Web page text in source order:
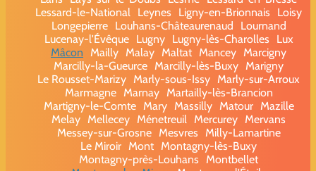
Lessard-le-National
Leynes Ligny-en-Brionnais
Loisy
Longepierre
Louhans-Châteaurenaud
Lournand
Lucenay-l'Évêque
Lugny Lugny-lès-Charolles
Lux
Mâcon
Mailly Malay Maltat Mancey Marcigny
Marcilly-la-Gueurce Marcilly-lès-Buxy Marigny
Le Rousset-Marizy Marly-sous-Issy Marly-sur-Arroux
Marmagne
Marnay
Martailly-lès-Brancion
Martigny-le-Comte
Mary Massilly Matour
Mazille
Melay Mellecey Ménetreuil Mercurey Mervans
Messey-sur-Grosne
Mesvres
Milly-Lamartine
Le Miroir Mont Montagny-lès-Buxy
Montagny-près-Louhans
Montbellet